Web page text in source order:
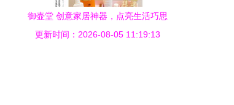
御壶堂 创意家居神器，点亮生活巧思
更新时间：2026-08-05 11:19:13